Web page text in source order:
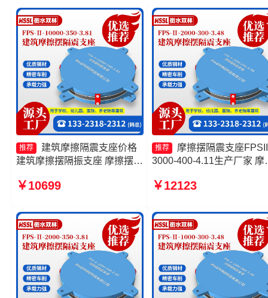
推荐
建筑摩擦隔震支座价格
建筑摩擦摆隔振支座 摩擦摆式
震支座厂家
￥10699
推荐
摩擦摆隔震支座
3000-400-4.11生产厂家 摩
3.48源头工厂 摩擦摆支座
FPSII-3000-300-3.48生产
家
￥12123